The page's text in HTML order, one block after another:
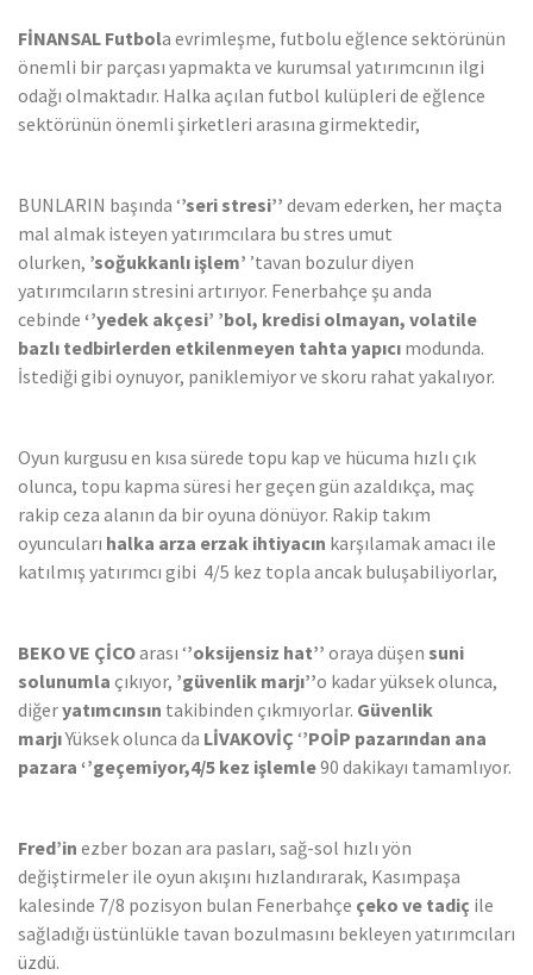
FİNANSAL Futbola evrimleşme, futbolu eğlence sektörünün
önemli bir parçası yapmakta ve kurumsal yatırımcının ilgi
odağı olmaktadır. Halka açılan futbol kulüpleri de eğlence
sektörünün önemli şirketleri arasına girmektedir,
BUNLARIN başında ‘’seri stresi’’ devam ederken, her maçta
mal almak isteyen yatırımcılara bu stres umut
olurken, ’soğukkanlı işlem’ ’tavan bozulur diyen
yatırımcıların stresini artırıyor. Fenerbahçe şu anda
cebinde ‘’yedek akçesi’ ’bol, kredisi olmayan, volatile
bazlı tedbirlerden etkilenmeyen tahta yapıcı modunda.
İstediği gibi oynuyor, paniklemiyor ve skoru rahat yakalıyor.
Oyun kurgusu en kısa sürede topu kap ve hücuma hızlı çık
olunca, topu kapma süresi her geçen gün azaldıkça, maç
rakip ceza alanın da bir oyuna dönüyor. Rakip takım
oyuncuları halka arza erzak ihtiyacın karşılamak amacı ile
katılmış yatırımcı gibi 4/5 kez topla ancak buluşabiliyorlar,
BEKO VE ÇİCOarası ‘’oksijensiz hat’’ oraya düşen suni
solunumla çıkıyor, ’güvenlik marjı’’o kadar yüksek olunca,
diğeryatımcınsın takibinden çıkmıyorlar. Güvenlik
marjıYüksek olunca da LİVAKOVİÇ ‘’POİP pazarından ana
pazara ‘’geçemiyor,4/5 kez işlemle90 dakikayı tamamlıyor.
Fred’in ezber bozan ara pasları, sağ-sol hızlı yön
değiştirmeler ile oyun akışını hızlandırarak, Kasımpaşa
kalesinde 7/8 pozisyon bulan Fenerbahçe çeko ve tadiç ile
sağladığı üstünlükle tavan bozulmasını bekleyen yatırımcıları
üzdü.